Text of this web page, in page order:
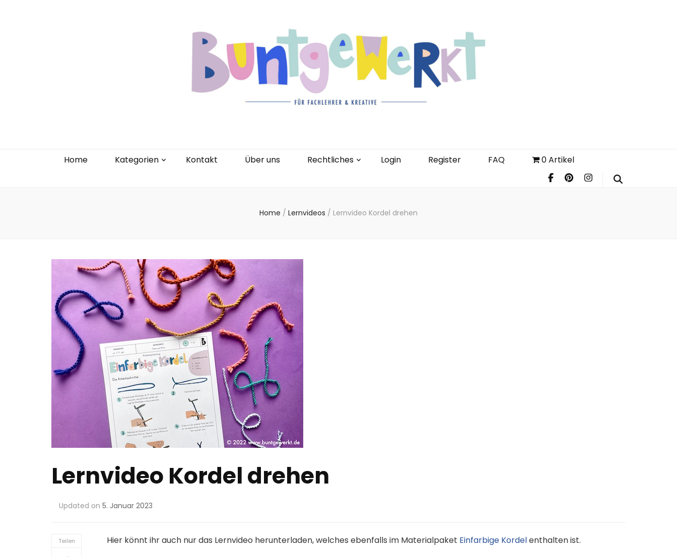
Home Kategorien Kontakt Über uns Rechtliches Login Register FAQ 0 Artikel
Home / Lernvideos / Lernvideo Kordel drehen
Lernvideo Kordel drehen
Updated on 5. Januar 2023
Teilen Hier könnt ihr auch nur das Lernvideo herunterladen, welches ebenfalls im Materialpaket Einfarbige Kordelenthalten ist.